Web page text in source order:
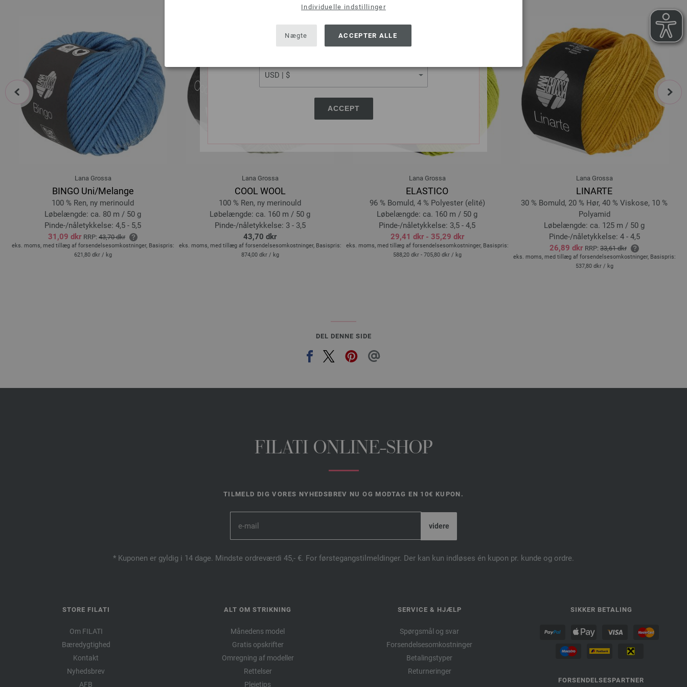
SHIPPING TO
ACCEPT
Individuelle indstillinger
Nægte ACCEPTER ALLE
Lana Grossa
BINGO Uni/Melange
100 % Ren, ny merinould
Løbelængde: ca. 80 m / 50 g
Pinde-/nåletykkelse: 4,5 - 5,5
31,09 dkr RRP: 43,70 dkr
eks. moms, med tillæg af forsendelsesomkostninger, Basispris:
621,80 dkr / kg
Lana Grossa
COOL WOOL
100 % Ren, ny merinould
Løbelængde: ca. 160 m / 50 g
Pinde-/nåletykkelse: 3 - 3,5
43,70 dkr
eks. moms, med tillæg af forsendelsesomkostninger, Basispris:
874,00 dkr / kg
Lana Grossa
ELASTICO
96 % Bomuld, 4 % Polyester (elité)
Løbelængde: ca. 160 m / 50 g
Pinde-/nåletykkelse: 3,5 - 4,5
29,41 dkr - 35,29 dkr
eks. moms, med tillæg af forsendelsesomkostninger, Basispris:
588,20 dkr - 705,80 dkr / kg
Lana Grossa
LINARTE
30 % Bomuld, 20 % Hør, 40 % Viskose, 10 %
Polyamid
Løbelængde: ca. 125 m / 50 g
Pinde-/nåletykkelse: 4 - 4,5
26,89 dkr RRP: 33,61 dkr
eks. moms, med tillæg af forsendelsesomkostninger, Basispris:
537,80 dkr / kg
prev next
DEL DENNE SIDE
FILATI ONLINE-SHOP
TILMELD DIG VORES NYHEDSBREV NU OG MODTAG EN 10€ KUPON.
* Kuponen er gyldig i 14 dage. Mindste ordreværdi 45,- €. For førstegangstilmeldinger. Der kan kun indløses én kupon pr. kunde og ordre.
STORE FILATI
Om FILATI
Bæredygtighed
Kontakt
Nyhedsbrev
AFB
ALT OM STRIKNING
Månedens model
Gratis opskrifter
Omregning af modeller
Rettelser
Plejetips
SERVICE & HJÆLP
Spørgsmål og svar
Forsendelsesomkostninger
Betalingstyper
Returneringer
SIKKER BETALING
FORSENDELSESPARTNER